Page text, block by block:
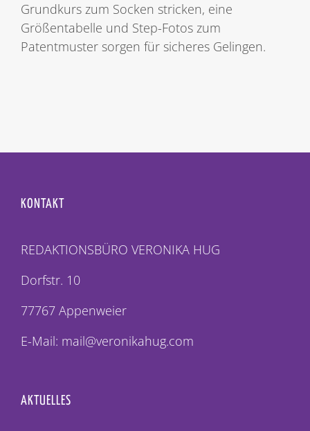
Grundkurs zum Socken stricken, eine
Größentabelle und Step-Fotos zum
Patentmuster sorgen für sicheres Gelingen.
KONTAKT
REDAKTIONSBÜRO VERONIKA HUG
Dorfstr. 10
77767 Appenweier
E-Mail: mail@veronikahug.com
AKTUELLES